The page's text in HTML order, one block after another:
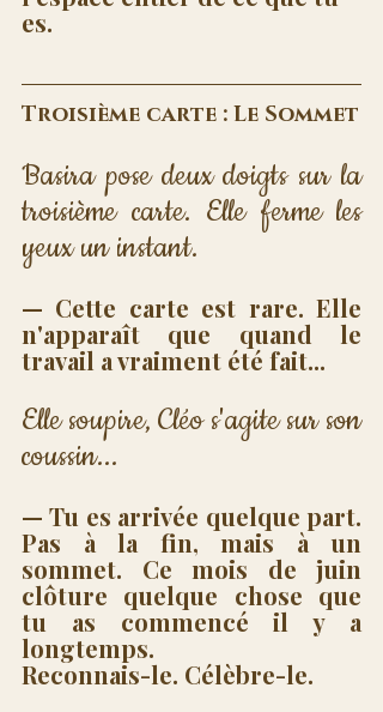
es.
Troisième carte : Le Sommet
Basira pose deux doigts sur la
troisième carte. Elle ferme les
yeux un instant.
— Cette carte est rare. Elle
n'apparaît que quand le
travail a vraiment été fait...
Elle soupire, Cléo s'agite sur son
coussin...
— Tu es arrivée quelque part.
Pas à la fin, mais à un
sommet. Ce mois de juin
clôture quelque chose que
tu as commencé il y a
longtemps.
Reconnais-le. Célèbre-le.